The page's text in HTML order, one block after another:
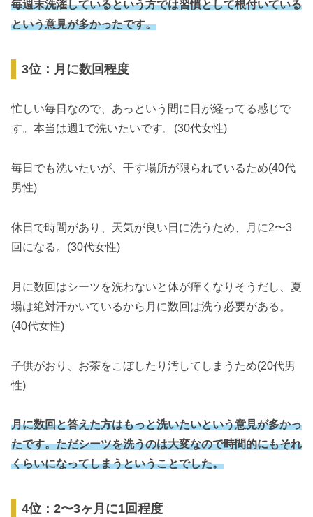
毎週末洗濯しているという方では習慣として根付いている
という意見が多かったです。
3位：月に数回程度
忙しい毎日なので、あっという間に日が経ってる感じで
す。本当は週1で洗いたいです。(30代女性)
毎日でも洗いたいが、干す場所が限られているため(40代
男性)
休日で時間があり、天気が良い日に洗うため、月に2〜3
回になる。(30代女性)
月に数回はシーツを洗わないと体が痒くなりそうだし、夏
場は絶対汗かいているから月に数回は洗う必要がある。
(40代女性)
子供がおり、お茶をこぼしたり汚してしまうため(20代男
性)
月に数回と答えた方はもっと洗いたいという意見が多かっ
たです。ただシーツを洗うのは大変なので時間的にもそれ
くらいになってしまうということでした。
4位：2〜3ヶ月に1回程度